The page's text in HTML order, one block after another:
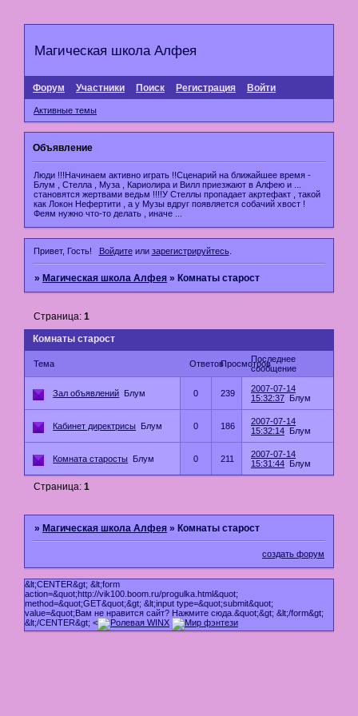
Магическая школа Алфея
Форум Участники Поиск Регистрация Войти
Активные темы
Объявление
Люди !!!Начинаем активно играть !!Сценарий на ближайшее время -
Блум , Стелла , Муза , Кариолира и Вилл приезжают в Алфею и ...
становятся жертвами ведьм !!!!У Стеллы пропадает акртефакт , такой
как Локон Нефертити , а у Музы вдруг появляется собачий хвост !
Феям нужно что-то делать , иначе ...
Привет, Гость! Войдитеили зарегистрируйтесь.
» Магическая школа Алфея » Комнаты старост
Комнаты старост
Страница:1
Тема ОтветовПросмотровПоследнее
сообщение
Зал объявлений Блум 0 239
2007-07-14
15:32:37 Блум
Кабинет директрисы Блум 0 186
2007-07-14
15:32:14 Блум
Комната старосты Блум 0 211
2007-07-14
15:31:44 Блум
Страница:1
» Магическая школа Алфея » Комнаты старост
создать форум
&lt;CENTER&gt; &lt;form
action=&quot;http://vik100.boom.ru/progulka.html&quot;
method=&quot;GET&quot;&gt; &lt;input type=&quot;submit&quot;
value=&quot;Вам не нравится сайт? Нажмите сюда.&quot;&gt; &lt;/form&gt;
&lt;/CENTER&gt; <